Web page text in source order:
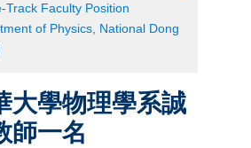
Track Faculty Position
of Physics, National Dong
大學物理學系誠
師一名